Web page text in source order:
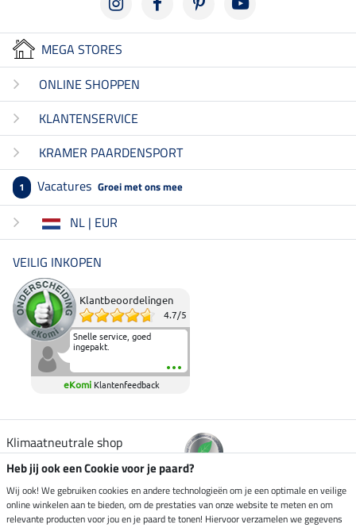
MEGA STORES
ONLINE SHOPPEN
KLANTENSERVICE
KRAMER PAARDENSPORT
1 Vacatures Groei met ons mee
NL | EUR
VEILIG INKOPEN
Klantbeoordelingen
4.7/5
Snelle service, goed
ingepakt.
eKomi Klantenfeedback
Klimaatneutrale shop
Verzending per
Heb jij ook een Cookie voor je paard?
Wij ook! We gebruiken cookies en andere technologieën om je een optimale en veilige
online winkelen aan te bieden, om de prestaties van onze website te meten en om
relevante producten voor jou en je paard te tonen! Hiervoor verzamelen we gegevens